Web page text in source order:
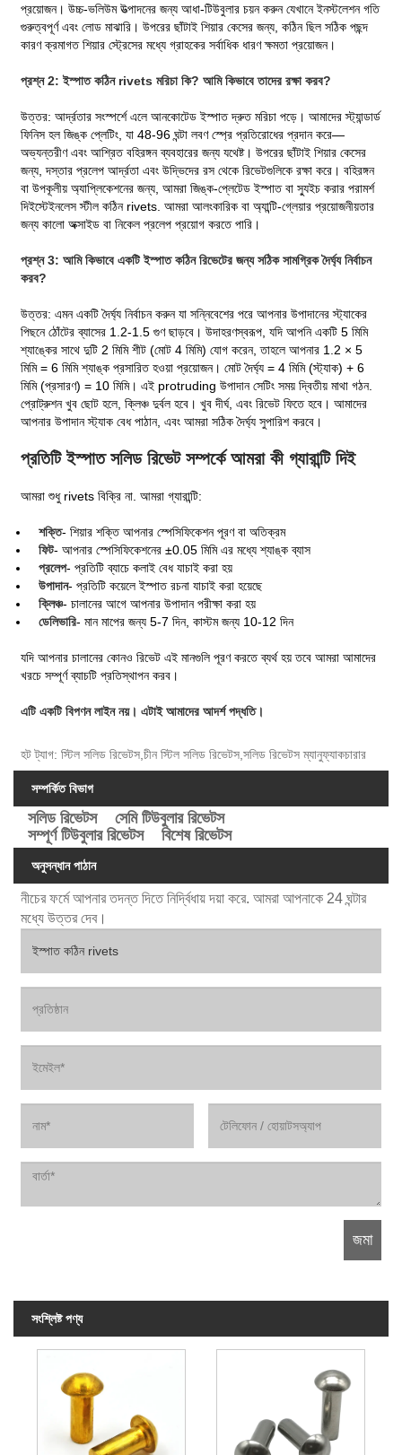
প্রয়োজন। উচ্চ-ভলিউম উত্পাদনের জন্য আধা-টিউবুলার চয়ন করুন যেখানে ইনস্টলেশন গতি
গুরুত্বপূর্ণ এবং লোড মাঝারি। উপরের ছাঁটাই শিয়ার কেসের জন্য, কঠিন ছিল সঠিক পছন্দ
কারণ ক্রমাগত শিয়ার স্ট্রেসের মধ্যে গ্রাহকের সর্বাধিক ধারণ ক্ষমতা প্রয়োজন।
প্রশ্ন 2: ইস্পাত কঠিন rivets মরিচা কি? আমি কিভাবে তাদের রক্ষা করব?
উত্তর: আর্দ্রতার সংস্পর্শে এলে আনকোটেড ইস্পাত দ্রুত মরিচা পড়ে। আমাদের স্ট্যান্ডার্ড
ফিনিস হল জিঙ্ক প্লেটিং, যা 48-96 ঘন্টা লবণ স্প্রে প্রতিরোধের প্রদান করে—
অভ্যন্তরীণ এবং আশ্রিত বহিরঙ্গন ব্যবহারের জন্য যথেষ্ট। উপরের ছাঁটাই শিয়ার কেসের
জন্য, দস্তার প্রলেপ আর্দ্রতা এবং উদ্ভিদের রস থেকে রিভেটগুলিকে রক্ষা করে। বহিরঙ্গন
বা উপকূলীয় অ্যাপ্লিকেশনের জন্য, আমরা জিঙ্ক-প্লেটেড ইস্পাত বা স্যুইচ করার পরামর্শ
দিইস্টেইনলেস স্টীল কঠিন rivets . আমরা আলংকারিক বা অ্যান্টি-গ্লেয়ার প্রয়োজনীয়তার
জন্য কালো অক্সাইড বা নিকেল প্রলেপ প্রয়োগ করতে পারি।
প্রশ্ন 3: আমি কিভাবে একটি ইস্পাত কঠিন রিভেটের জন্য সঠিক সামগ্রিক দৈর্ঘ্য নির্বাচন
করব?
উত্তর: এমন একটি দৈর্ঘ্য নির্বাচন করুন যা সন্নিবেশের পরে আপনার উপাদানের স্ট্যাকের
পিছনে ঠোঁটের ব্যাসের 1.2-1.5 গুণ ছাড়বে। উদাহরণস্বরূপ, যদি আপনি একটি 5 মিমি
শ্যাঙ্কের সাথে দুটি 2 মিমি শীট (মোট 4 মিমি) যোগ করেন, তাহলে আপনার 1.2 × 5
মিমি = 6 মিমি শ্যাঙ্ক প্রসারিত হওয়া প্রয়োজন। মোট দৈর্ঘ্য = 4 মিমি (স্ট্যাক) + 6
মিমি (প্রসারণ) = 10 মিমি। এই protruding উপাদান সেটিং সময় দ্বিতীয় মাথা গঠন.
প্রোট্রুশন খুব ছোট হলে, ক্লিঞ্চ দুর্বল হবে। খুব দীর্ঘ, এবং রিভেট ফিতে হবে। আমাদের
আপনার উপাদান স্ট্যাক বেধ পাঠান, এবং আমরা সঠিক দৈর্ঘ্য সুপারিশ করবে।
প্রতিটি ইস্পাত সলিড রিভেট সম্পর্কে আমরা কী গ্যারান্টি দিই
আমরা শুধু rivets বিক্রি না. আমরা গ্যারান্টি:
শক্তি- শিয়ার শক্তি আপনার স্পেসিফিকেশন পূরণ বা অতিক্রম
ফিট- আপনার স্পেসিফিকেশনের ±0.05 মিমি এর মধ্যে শ্যাঙ্ক ব্যাস
প্রলেপ- প্রতিটি ব্যাচে কলাই বেধ যাচাই করা হয়
উপাদান- প্রতিটি কয়েলে ইস্পাত রচনা যাচাই করা হয়েছে
ক্লিঞ্চ- চালানের আগে আপনার উপাদান পরীক্ষা করা হয়
ডেলিভারি- মান মাপের জন্য 5-7 দিন, কাস্টম জন্য 10-12 দিন
যদি আপনার চালানের কোনও রিভেট এই মানগুলি পূরণ করতে ব্যর্থ হয় তবে আমরা আমাদের
খরচে সম্পূর্ণ ব্যাচটি প্রতিস্থাপন করব।
এটি একটি বিপণন লাইন নয়। এটাই আমাদের আদর্শ পদ্ধতি।
হট ট্যাগ: স্টিল সলিড রিভেটস,চীন স্টিল সলিড রিভেটস,সলিড রিভেটস ম্যানুফ্যাকচারার
সম্পর্কিত বিভাগ
সলিড রিভেটস
সেমি টিউবুলার রিভেটস
সম্পূর্ণ টিউবুলার রিভেটস
বিশেষ রিভেটস
অনুসন্ধান পাঠান
নীচের ফর্মে আপনার তদন্ত দিতে নির্দ্বিধায় দয়া করে. আমরা আপনাকে 24 ঘন্টার
মধ্যে উত্তর দেব।
সংশ্লিষ্ট পণ্য